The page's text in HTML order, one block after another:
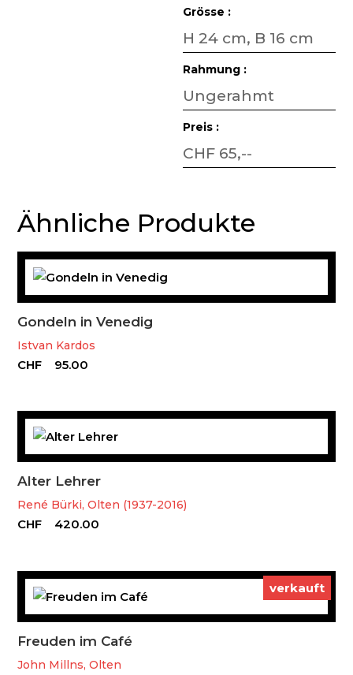
Grösse :
H 24 cm, B 16 cm
Rahmung :
Ungerahmt
Preis :
CHF 65,--
Ähnliche Produkte
Gondeln in Venedig
Istvan Kardos
CHF 95.00
Alter Lehrer
René Bürki, Olten (1937-2016)
CHF 420.00
verkauft
Freuden im Café
John Millns, Olten